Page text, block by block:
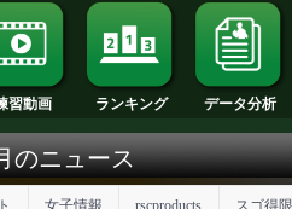
練習動画 ランキング